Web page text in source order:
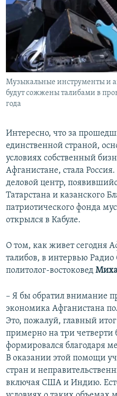
Музыкальные инструменты и
будут сожжены талибами в
года
Интересно, что за
единственной страной,
условиях собственный
Афганистане, стала
деловой центр,
Татарстана и казанского
патриотического фонда
открылся в Кабуле.
О том, как живет сегодня
талибов, в интервью Радио
политолог-востоковед
– Я бы обратил внимание
экономика Афганистана
Это, пожалуй, главный
примерно на три
формировался благодаря
В оказании этой помощи
стран и
включая США и Индию.